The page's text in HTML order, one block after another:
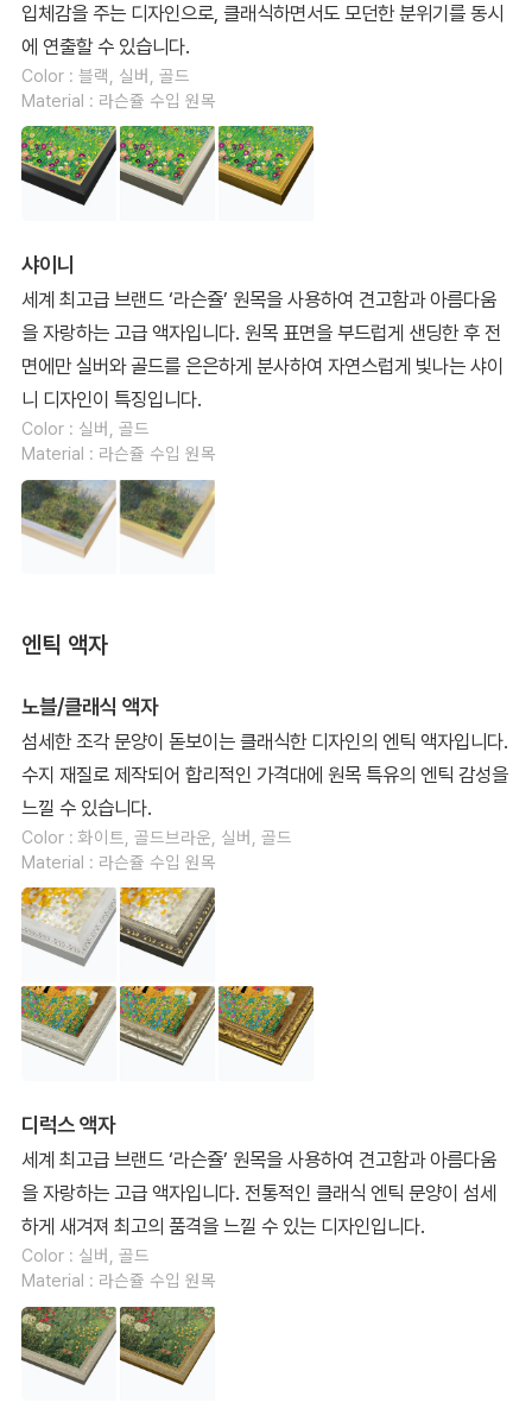
입체감을 주는 디자인으로, 클래식하면서도 모던한 분위기를 동시
에 연출할 수 있습니다.
Color : 블랙, 실버, 골드
Material : 라슨쥴 수입 원목
샤이니
세계 최고급 브랜드 ‘라슨쥴’ 원목을 사용하여 견고함과 아름다움
을 자랑하는 고급 액자입니다. 원목 표면을 부드럽게 샌딩한 후 전
면에만 실버와 골드를 은은하게 분사하여 자연스럽게 빛나는 샤이
니 디자인이 특징입니다.
Color : 실버, 골드
Material : 라슨쥴 수입 원목
엔틱 액자
노블/클래식 액자
섬세한 조각 문양이 돋보이는 클래식한 디자인의 엔틱 액자입니다.
수지 재질로 제작되어 합리적인 가격대에 원목 특유의 엔틱 감성을
느낄 수 있습니다.
Color : 화이트, 골드브라운, 실버, 골드
Material : 라슨쥴 수입 원목
디럭스 액자
세계 최고급 브랜드 ‘라슨쥴’ 원목을 사용하여 견고함과 아름다움
을 자랑하는 고급 액자입니다. 전통적인 클래식 엔틱 문양이 섬세
하게 새겨져 최고의 품격을 느낄 수 있는 디자인입니다.
Color : 실버, 골드
Material : 라슨쥴 수입 원목